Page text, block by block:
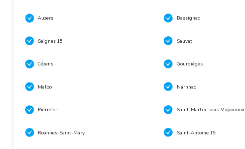
Auzers Bassignac
Saignes 15 Sauvat
Cézens Gourdièges
Malbo Narnhac
Pierrefort Saint-Martin-sous-Vigouroux
Roannes-Saint-Mary Saint-Antoine 15